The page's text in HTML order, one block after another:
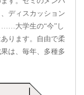
ディスカッション
……大学生の“今”し
ります。自由で柔
は、毎年、多種多